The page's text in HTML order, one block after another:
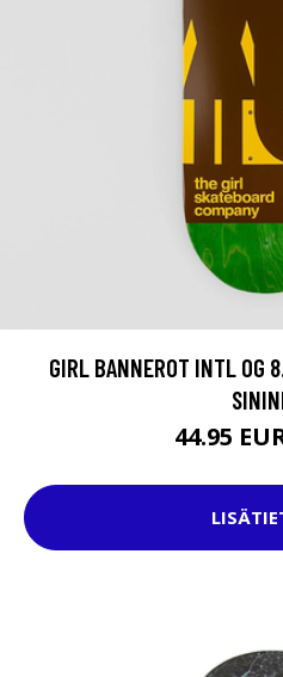
GIRL BANNEROT INTL OG
44.95